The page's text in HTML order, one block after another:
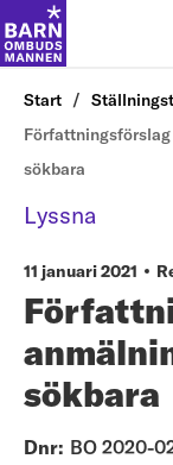
Start
sökbara
Lyssna
11 januari 2021
sökbara
Dnr: BO 2020-